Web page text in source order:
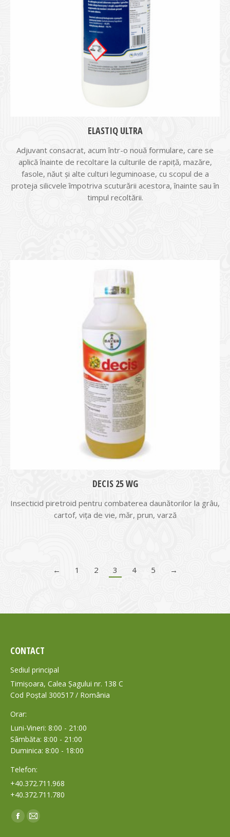
ELASTIQ ULTRA
Adjuvant consacrat, acum într-o nouă formulare, care se
aplică înainte de recoltare la culturile de rapiță, mazăre,
fasole, năut și alte culturi leguminoase, cu scopul de a
proteja silicvele împotriva scuturării acestora, înainte sau în
timpul recoltării.
DECIS 25 WG
Insecticid piretroid pentru combaterea daunătorilor la grâu,
cartof, viţa de vie, măr, prun, varză
← 1 2 3 4 5 →
CONTACT
Sediul principal
Timișoara, Calea Șagului nr. 138 C
Cod Poștal 300517 / România
Orar:
Luni-Vineri: 8:00 - 21:00
Sâmbăta: 8:00 - 21:00
Duminica: 8:00 - 18:00
Telefon:
+40.372.711.968
+40.372.711.780
Find us on:
Facebook
Mail